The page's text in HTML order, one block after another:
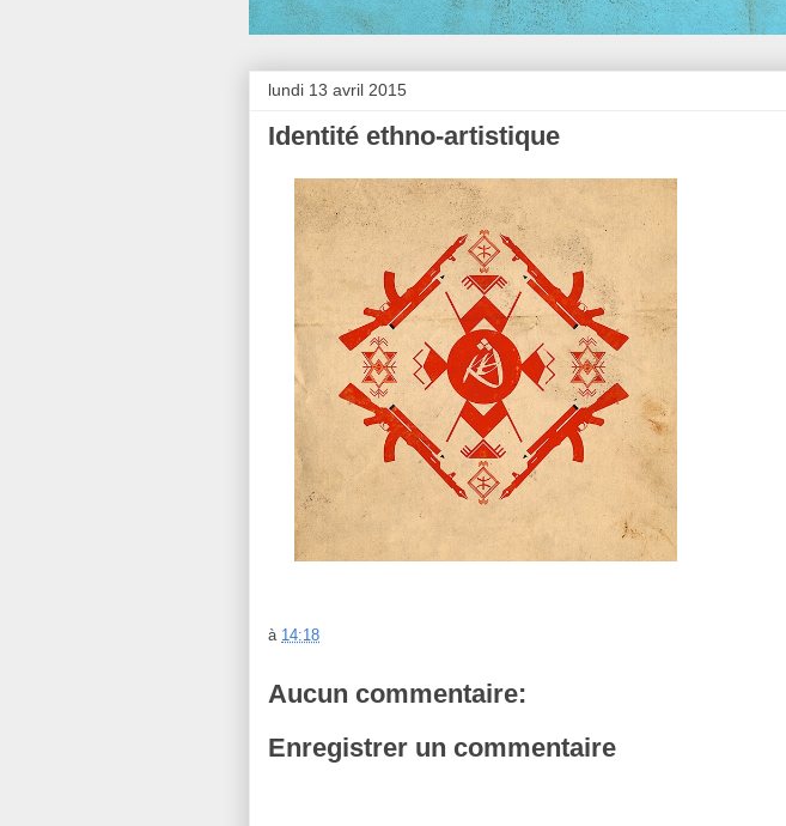
lundi 13 avril 2015
Identité ethno-artistique
à 14:18
Aucun commentaire:
Enregistrer un commentaire